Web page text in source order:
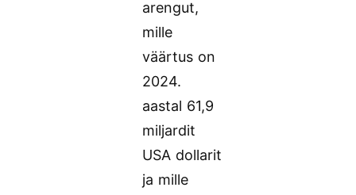
arengut,
mille
väärtus on
2024.
aastal 61,9
miljardit
USA dollarit
ja mille